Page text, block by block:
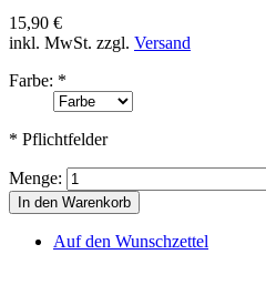
15,90 €
inkl. MwSt. zzgl. Versand
Farbe: *
* Pflichtfelder
Menge:
In den Warenkorb
Auf den Wunschzettel